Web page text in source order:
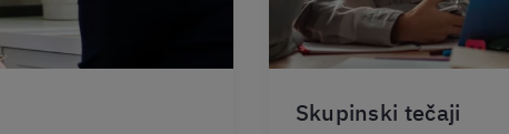
Skupinski tečaji